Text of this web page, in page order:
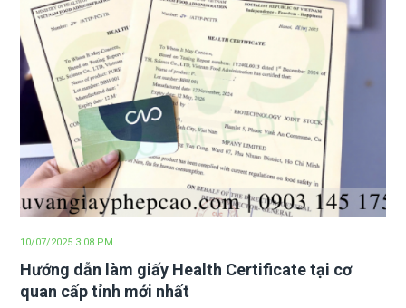
10/07/2025 3:08 PM
Hướng dẫn làm giấy Health Certificate tại cơ
quan cấp tỉnh mới nhất